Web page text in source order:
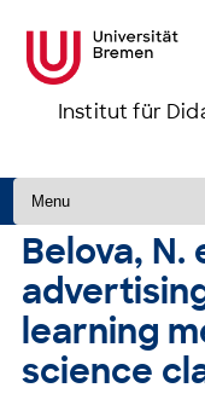
Institut für
Zum Inhalt springen
Belova, N.
learning
science